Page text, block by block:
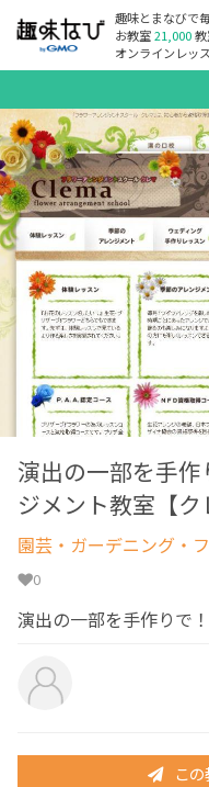
趣味とまなびで
お教室21,000
オンラインレッ
演出の一部を手
ジメント教室【
園芸・ガーデニング・
0
演出の一部を手作りで
こ